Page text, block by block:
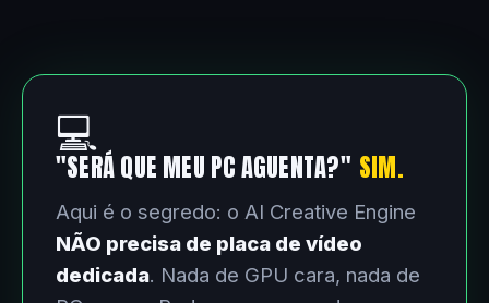
💻
"SERÁ QUE MEU PC AGUENTA?" SIM.
Aqui é o segredo: o AI Creative Engine
NÃO precisa de placa de vídeo
dedicada. Nada de GPU cara, nada de